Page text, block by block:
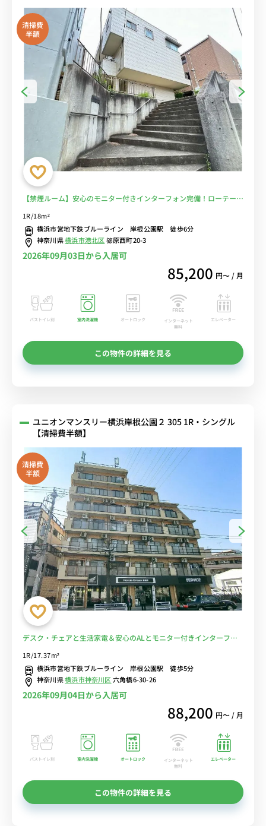
清掃費
半額
【禁煙ルーム】安心のモニター付きインターフォン完備！ローテーブ
選べるWi-Fi格安レンタル中！
1R/18m²
横浜市営地下鉄ブルーライン 岸根公園駅 徒歩6分
神奈川県横浜市港北区篠原西町20-3
2026年09月03日から入居可
85,200 円〜 / 月
バストイレ別 室内洗濯機 オートロック
インターネット
無料
エレベーター
この物件の詳細を見る
ユニオンマンスリー横浜岸根公園２ 305 1R・シングル
【清掃費半額】
清掃費
半額
デスク・チェアと生活家電＆安心のALとモニター付きインターフォ
ンがあるお部屋/横浜市営地下鉄ブルーライン沿線、新横浜駅の隣■
選べるWi-Fi格安レンタル中！
1R/17.37m²
横浜市営地下鉄ブルーライン 岸根公園駅 徒歩5分
神奈川県横浜市神奈川区六角橋6-30-26
2026年09月04日から入居可
88,200 円〜 / 月
バストイレ別 室内洗濯機 オートロック
インターネット
無料
エレベーター
この物件の詳細を見る